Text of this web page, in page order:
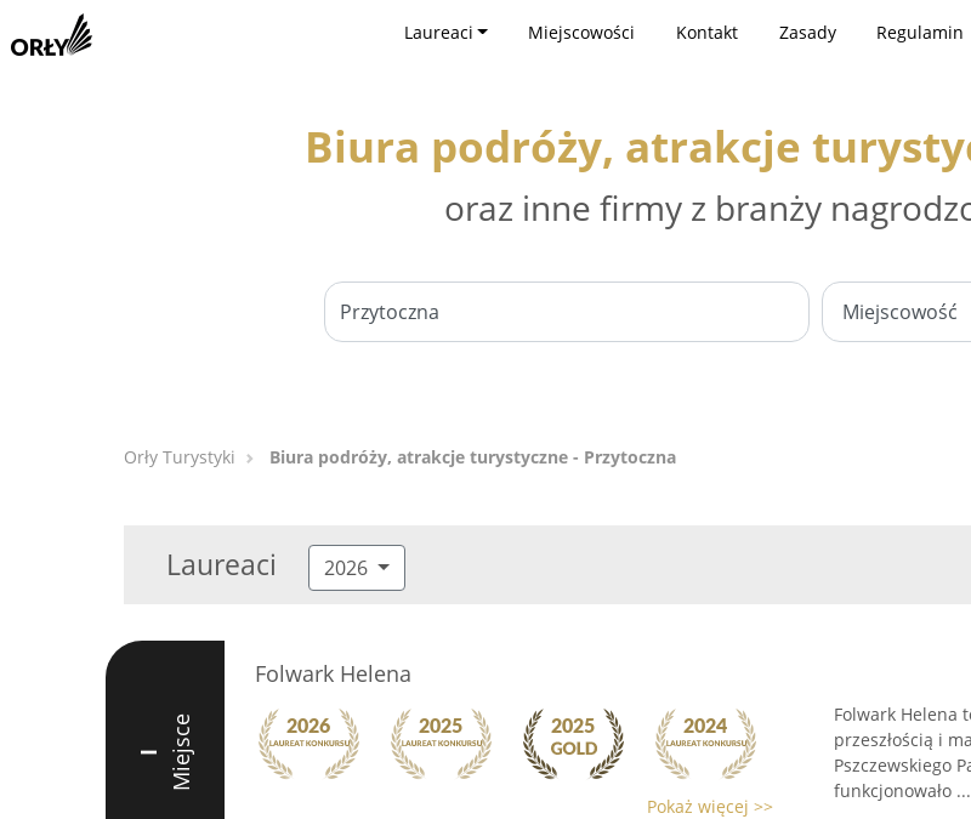
Laureaci Miejscowości Kontakt Zasady Regulamin
Biura podróży, atrakcje
oraz inne firmy z branży
Orły Turystyki Biura podróży, atrakcje turystyczne - Przytoczna
Laureaci 2026
I Miejsce
Folwark Helena
Pokaż więcej >>
Folwark Helena
przeszłością i
Pszczewskiego
funkcjonowało ...